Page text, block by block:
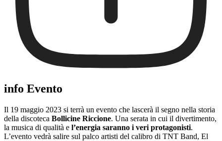
info Evento
Il 19 maggio 2023 si terrà un evento che lascerà il segno nella storia
della discoteca Bollicine Riccione. Una serata in cui il divertimento,
la musica di qualità e l’energia saranno i veri protagonisti.
L’evento vedrà salire sul palco artisti del calibro di TNT Band, El